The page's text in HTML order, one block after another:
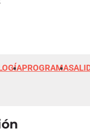
PROGRAMA